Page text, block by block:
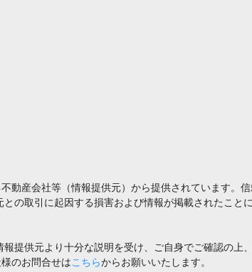
産会社等（情報提供元）から提供されています。
の取引に起因する損害および情報が掲載されたこと
提供元より十分な説明を受け、ご自身でご確認の上
のお問合せはこちらからお願いいたします。